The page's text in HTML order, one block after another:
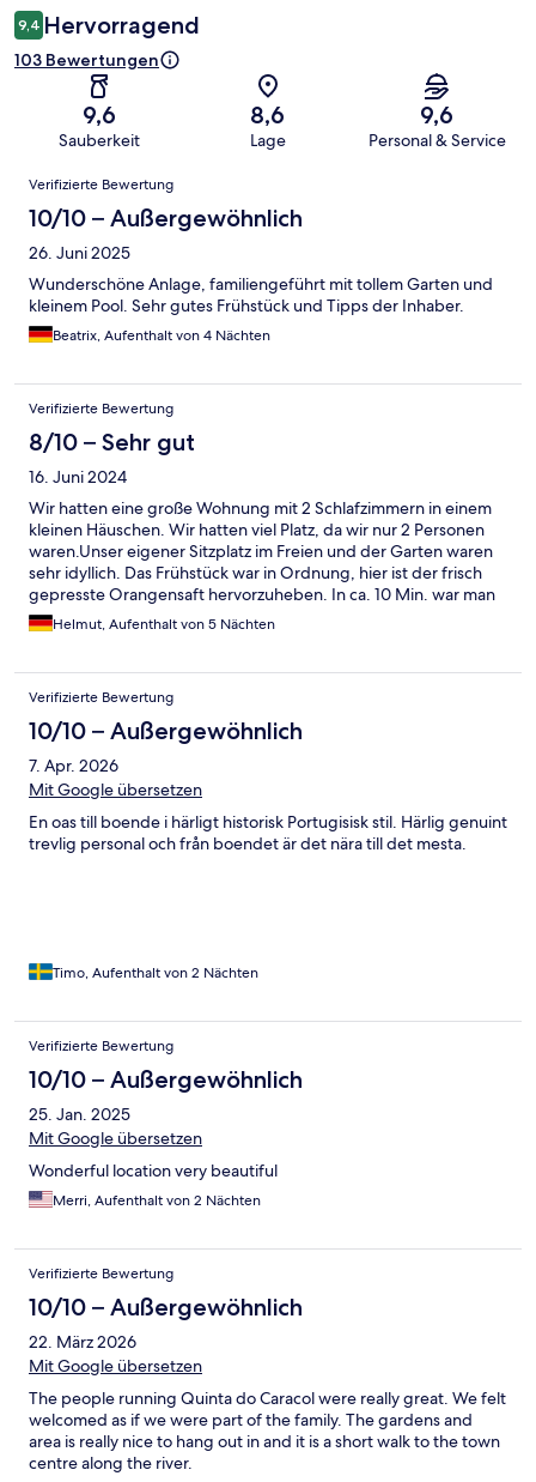
9,4 Hervorragend
103 Bewertungen
9,6
Sauberkeit
8,6
Lage
9,6
Personal & Service
Bewertungen
Verifizierte Bewertung
10/10 – Außergewöhnlich
26. Juni 2025
Wunderschöne Anlage, familiengeführt mit tollem Garten und
kleinem Pool. Sehr gutes Frühstück und Tipps der Inhaber.
Beatrix, Aufenthalt von 4 Nächten
Verifizierte Bewertung
8/10 – Sehr gut
16. Juni 2024
Wir hatten eine große Wohnung mit 2 Schlafzimmern in einem
kleinen Häuschen. Wir hatten viel Platz, da wir nur 2 Personen
waren.Unser eigener Sitzplatz im Freien und der Garten waren
sehr idyllich. Das Frühstück war in Ordnung, hier ist der frisch
gepresste Orangensaft hervorzuheben. In ca. 10 Min. war man
zu Fuß im Zentrum von Tavira. Parkplätze, zum Teil mit
Sonnensegeln, waren ausreichend vorhanden.
Helmut, Aufenthalt von 5 Nächten
Verifizierte Bewertung
10/10 – Außergewöhnlich
7. Apr. 2026
Mit Google übersetzen
En oas till boende i härligt historisk Portugisisk stil. Härlig genuint
trevlig personal och från boendet är det nära till det mesta.
Timo, Aufenthalt von 2 Nächten
Verifizierte Bewertung
10/10 – Außergewöhnlich
25. Jan. 2025
Mit Google übersetzen
Wonderful location very beautiful
Merri, Aufenthalt von 2 Nächten
Verifizierte Bewertung
10/10 – Außergewöhnlich
22. März 2026
Mit Google übersetzen
The people running Quinta do Caracol were really great. We felt
welcomed as if we were part of the family. The gardens and
area is really nice to hang out in and it is a short walk to the town
centre along the river.